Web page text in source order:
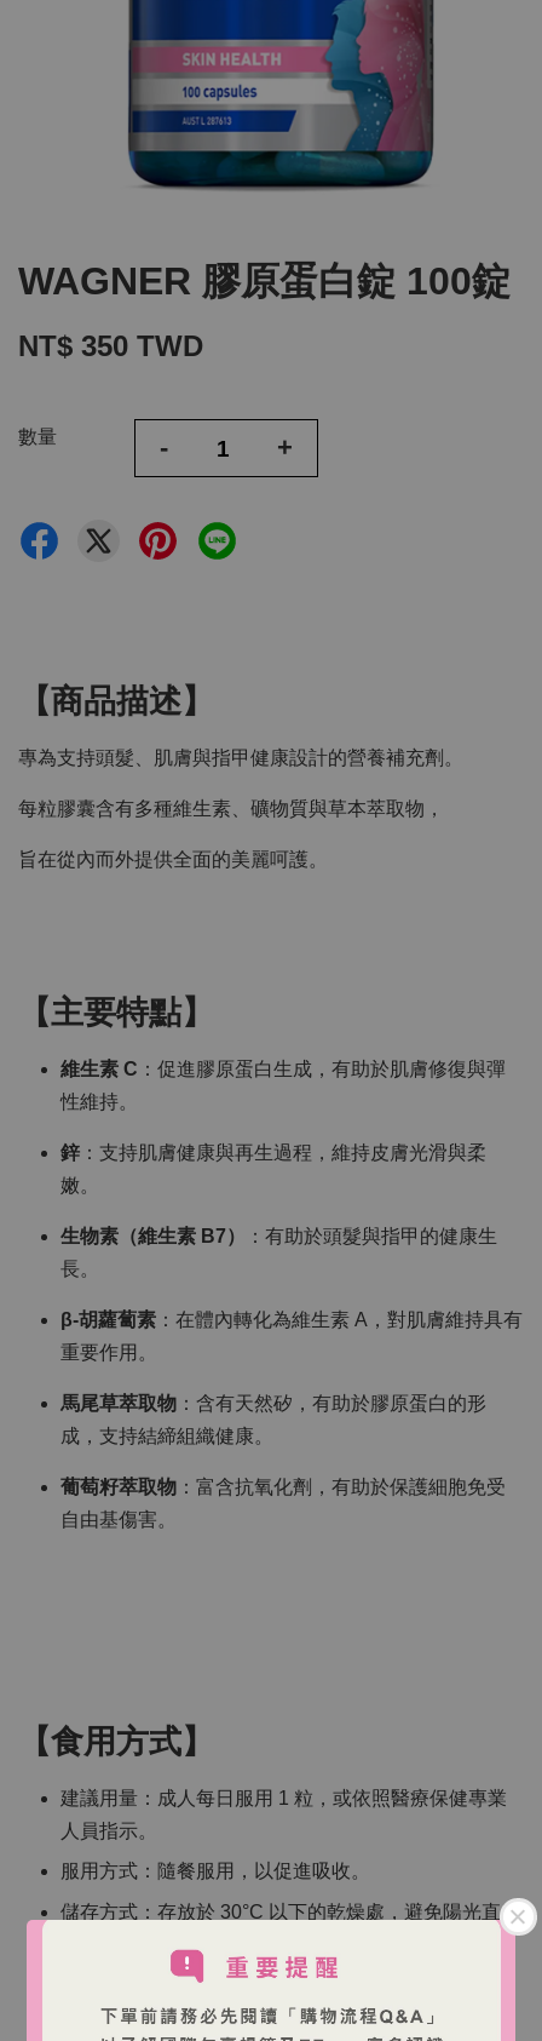
WAGNER 膠原蛋白錠 100錠
NT$ 350 TWD
數量 - +
【商品描述】
專為支持頭髮、肌膚與指甲健康設計的營養補充劑。
每粒膠囊含有多種維生素、礦物質與草本萃取物，
旨在從內而外提供全面的美麗呵護。
【主要特點】
維生素 C ：促進膠原蛋白生成，有助於肌膚修復與彈
性維持。
鋅 ：支持肌膚健康與再生過程，維持皮膚光滑與柔
嫩。
生物素（維生素 B7）
：有助於頭髮與指甲的健康生
長。
β-胡蘿蔔素 ：在體內轉化為維生素 A，對肌膚維持具有
重要作用。
馬尾草萃取物 ：含有天然矽，有助於膠原蛋白的形
成，支持結締組織健康。
葡萄籽萃取物 ：富含抗氧化劑，有助於保護細胞免受
自由基傷害。
【食用方式】
建議用量：成人每日服用 1 粒，或依照醫療保健專業
人員指示。
服用方式：隨餐服用，以促進吸收。
儲存方式：存放於 30°C 以下的乾燥處，避免陽光直射
【注意事項】